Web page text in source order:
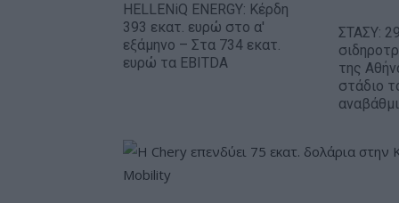
HELLENiQ ENERGY: Κέρδη
393 εκατ. ευρώ στο α'
εξάμηνο – Στα 734 εκατ.
ευρώ τα EBITDA
ΣΤΑΣΥ:
της
στάδιο